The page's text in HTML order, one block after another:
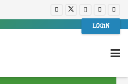
LOGIN